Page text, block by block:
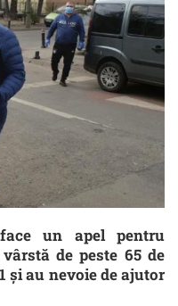
un apel pentru
de peste 65 de
şi au nevoie de ajutor